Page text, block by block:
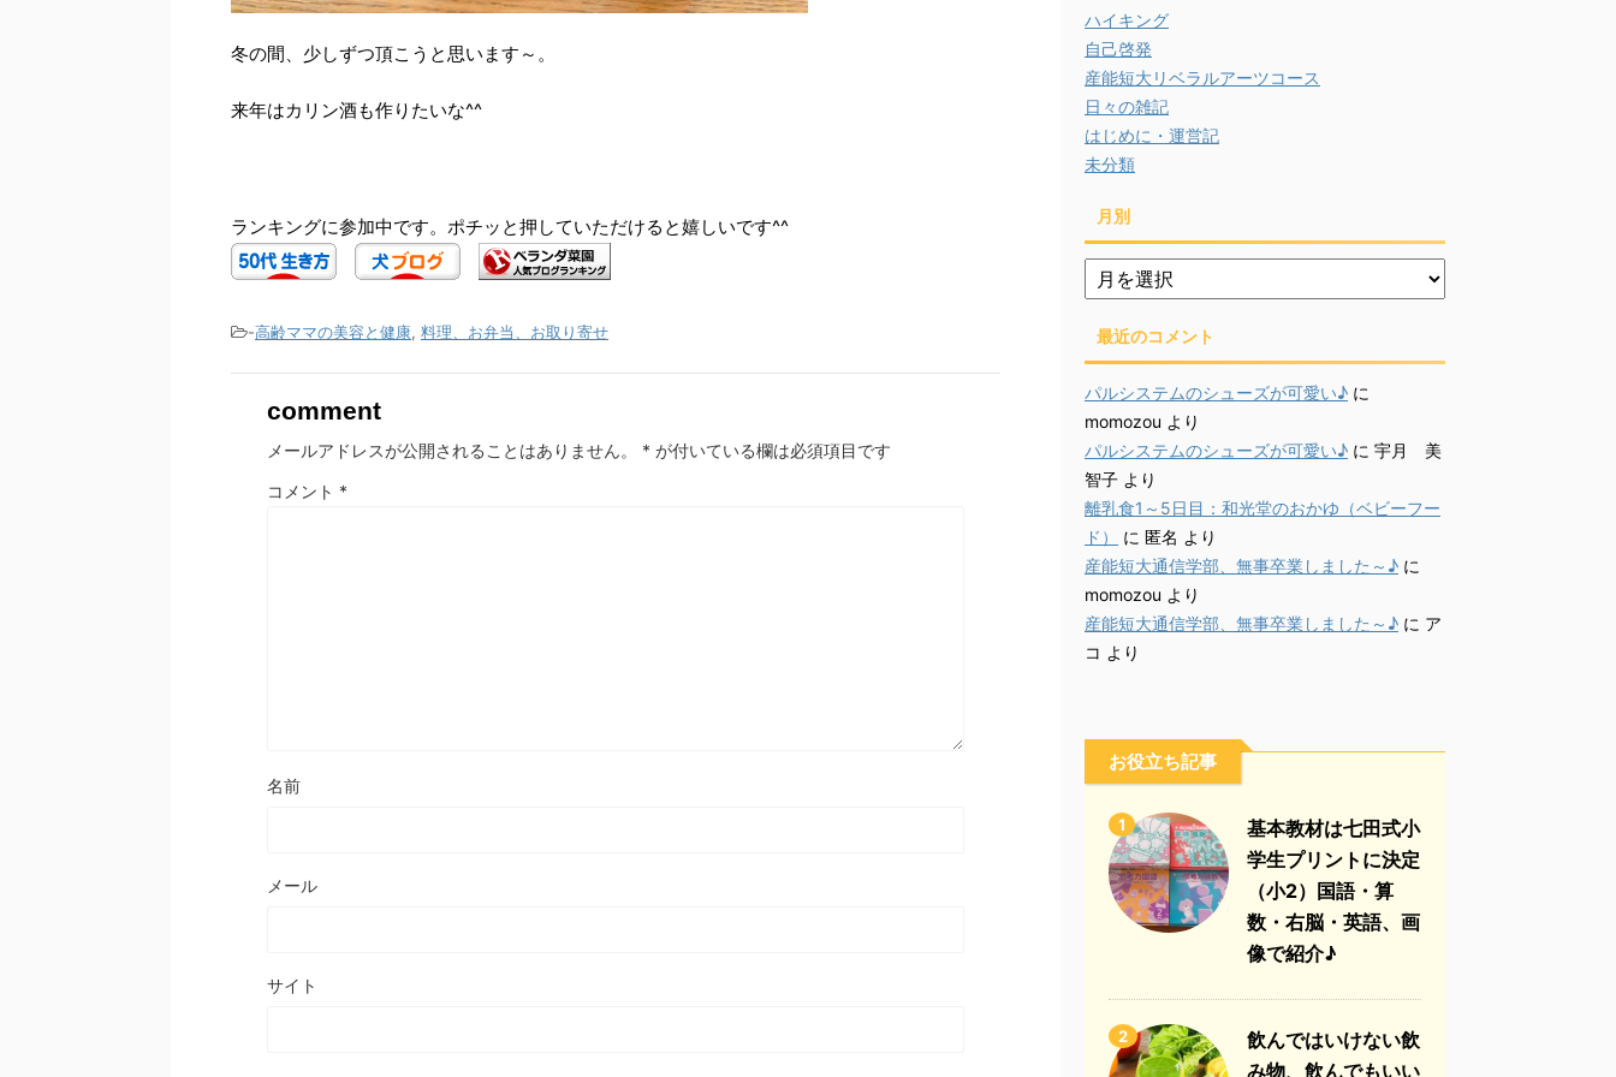
冬の間、少しずつ頂こうと思います～。
来年はカリン酒も作りたいな^^
ランキングに参加中です。ポチッと押していただけると嬉しいです^^
-高齢ママの美容と健康, 料理、お弁当、お取り寄せ
comment
メールアドレスが公開されることはありません。 * が付いている欄は必須項目です
コメント *
名前
メール
サイト
ハイキング
自己啓発
産能短大リベラルアーツコース
日々の雑記
はじめに・運営記
未分類
月別
月
別
最近のコメント
パルシステムのシューズが可愛い♪ に
momozou より
パルシステムのシューズが可愛い♪ に 宇月 美
智子 より
離乳食1～5日目：和光堂のおかゆ（ベビーフー
ド）
に 匿名 より
産能短大通信学部、無事卒業しました～♪ に
momozou より
産能短大通信学部、無事卒業しました～♪ に ア
コ より
お役立ち記事
1
基本教材は七田式小
学生プリントに決定
（小2）国語・算
数・右脳・英語、画
像で紹介♪
2
飲んではいけない飲
み物、飲んでもいい